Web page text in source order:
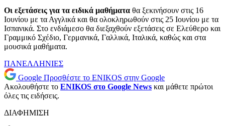
Οι εξετάσεις για τα ειδικά μαθήματα θα ξεκινήσουν στις 16
Ιουνίου με τα Αγγλικά και θα ολοκληρωθούν στις 25 Ιουνίου με τα
Ισπανικά. Στο ενδιάμεσο θα διεξαχθούν εξετάσεις σε Ελεύθερο και
Γραμμικό Σχέδιο, Γερμανικά, Γαλλικά, Ιταλικά, καθώς και στα
μουσικά μαθήματα.
ΠΑΝΕΛΛΗΝΙΕΣ
Google Προσθέστε το ENIKOS στην Google
Ακολουθήστε το ENIKOS στο Google News και μάθετε πρώτοι
όλες τις ειδήσεις.
ΔΙΑΦΗΜΙΣΗ